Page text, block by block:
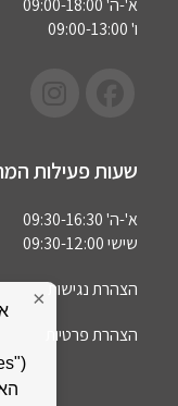
א'-ה' 09:00-18:00
ו' 09:00-13:00
שעות פעילות
א'-ה' 09:30-16:30
שישי 09:30-12:00
הצהרת נגישות
הצהרת פרטיות
×